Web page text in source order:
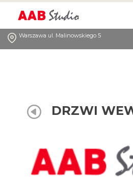
Warszawa ul. Malinowskiego 5
DRZWI